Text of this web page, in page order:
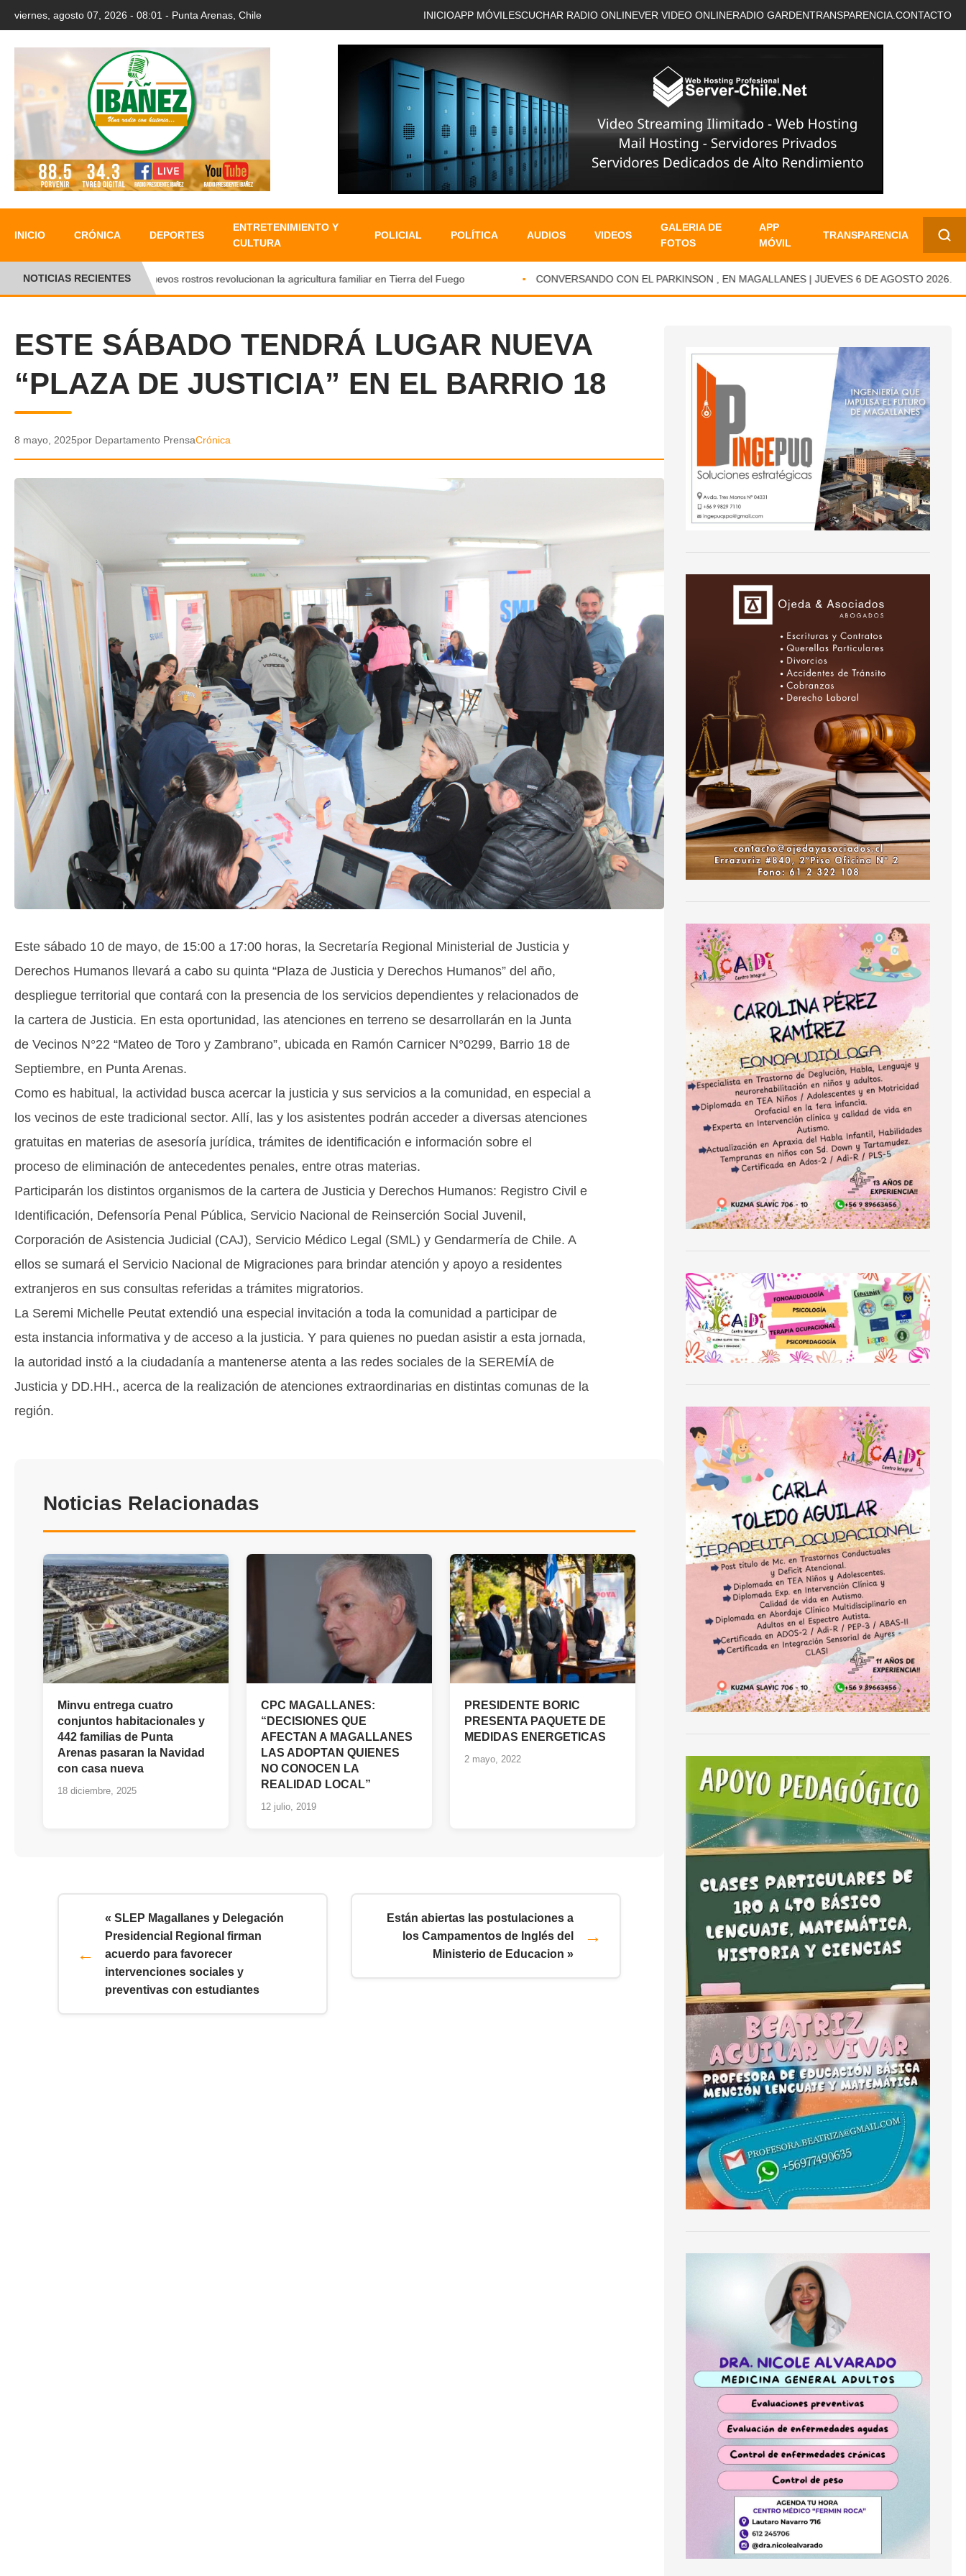
viernes, agosto 07, 2026 - 08:01 - Punta Arenas, Chile INICIOAPP MÓVIL ESCUCHAR RADIO ONLINEVER VIDEO ONLINERADIO GARDENTRANSPARENCIA. CONTACTO
INICIO CRÓNICA DEPORTES
ENTRETENIMIENTO Y
CULTURA
POLICIAL POLÍTICA AUDIOS VIDEOS
GALERIA DE
FOTOS
APP
MÓVIL
TRANSPARENCIA
✕
NOTICIAS RECIENTESNuevos rostros revolucionan la agricultura familiar en Tierra del Fuego CONVERSANDO CON EL PARKINSON , EN MAGALLANES | JUEVES 6 DE AGOSTO 2026.
ESTE SÁBADO TENDRÁ LUGAR NUEVA
“PLAZA DE JUSTICIA” EN EL BARRIO 18
8 mayo, 2025por Departamento PrensaCrónica
Este sábado 10 de mayo, de 15:00 a 17:00 horas, la Secretaría Regional Ministerial de Justicia y
Derechos Humanos llevará a cabo su quinta “Plaza de Justicia y Derechos Humanos” del año,
despliegue territorial que contará con la presencia de los servicios dependientes y relacionados de
la cartera de Justicia. En esta oportunidad, las atenciones en terreno se desarrollarán en la Junta
de Vecinos N°22 “Mateo de Toro y Zambrano”, ubicada en Ramón Carnicer N°0299, Barrio 18 de
Septiembre, en Punta Arenas.
Como es habitual, la actividad busca acercar la justicia y sus servicios a la comunidad, en especial a
los vecinos de este tradicional sector. Allí, las y los asistentes podrán acceder a diversas atenciones
gratuitas en materias de asesoría jurídica, trámites de identificación e información sobre el
proceso de eliminación de antecedentes penales, entre otras materias.
Participarán los distintos organismos de la cartera de Justicia y Derechos Humanos: Registro Civil e
Identificación, Defensoría Penal Pública, Servicio Nacional de Reinserción Social Juvenil,
Corporación de Asistencia Judicial (CAJ), Servicio Médico Legal (SML) y Gendarmería de Chile. A
ellos se sumará el Servicio Nacional de Migraciones para brindar atención y apoyo a residentes
extranjeros en sus consultas referidas a trámites migratorios.
La Seremi Michelle Peutat extendió una especial invitación a toda la comunidad a participar de
esta instancia informativa y de acceso a la justicia. Y para quienes no puedan asistir a esta jornada,
la autoridad instó a la ciudadanía a mantenerse atenta a las redes sociales de la SEREMÍA de
Justicia y DD.HH., acerca de la realización de atenciones extraordinarias en distintas comunas de la
región.
Noticias Relacionadas
Minvu entrega cuatro
conjuntos habitacionales y
442 familias de Punta
Arenas pasaran la Navidad
con casa nueva
18 diciembre, 2025
CPC MAGALLANES:
“DECISIONES QUE
AFECTAN A MAGALLANES
LAS ADOPTAN QUIENES
NO CONOCEN LA
REALIDAD LOCAL”
12 julio, 2019
PRESIDENTE BORIC
PRESENTA PAQUETE DE
MEDIDAS ENERGETICAS
2 mayo, 2022
« SLEP Magallanes y Delegación
Presidencial Regional firman
acuerdo para favorecer
intervenciones sociales y
preventivas con estudiantes
Están abiertas las postulaciones a
los Campamentos de Inglés del
Ministerio de Educacion »